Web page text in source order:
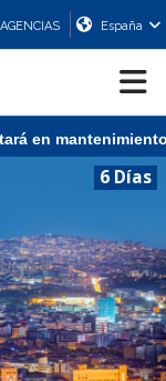
España
el
6 Días